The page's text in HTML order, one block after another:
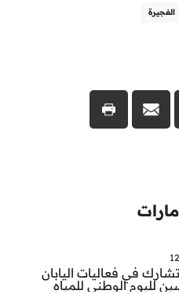
الفجيرة
تشارك في فعاليات اليابان
لليوم الوطني للمياه